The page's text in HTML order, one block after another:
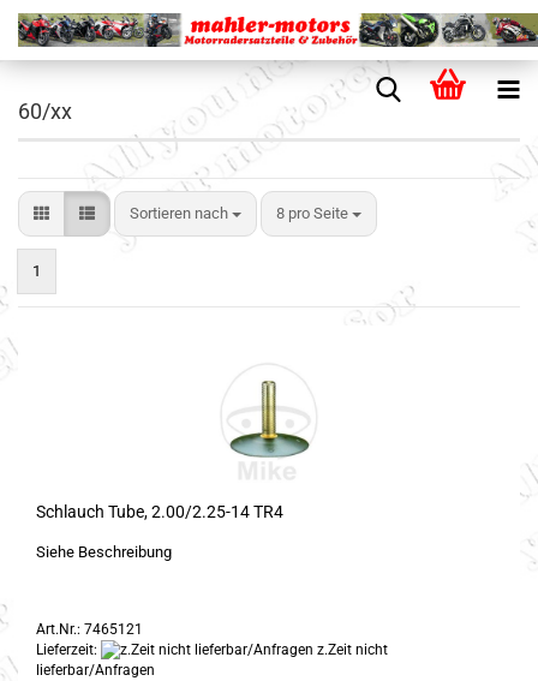
60/xx
Sortieren nach 8 pro Seite
1
Schlauch Tube, 2.00/2.25-14 TR4
Siehe Beschreibung
Art.Nr.: 7465121
Lieferzeit:
z.Zeit nicht
lieferbar/Anfragen